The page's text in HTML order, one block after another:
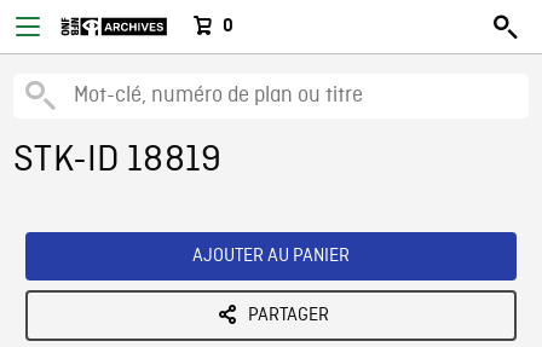
0
STK-ID 18819
AJOUTER AU PANIER
PARTAGER